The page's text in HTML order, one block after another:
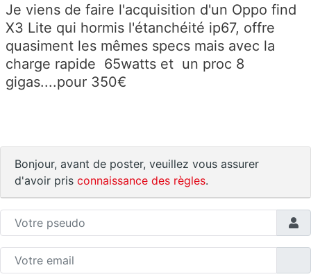
Je viens de faire l'acquisition d'un Oppo find
X3 Lite qui hormis l'étanchéité ip67, offre
quasiment les mêmes specs mais avec la
charge rapide 65watts et un proc 8
gigas....pour 350€
Bonjour, avant de poster, veuillez vous assurer
d'avoir pris connaissance des règles.